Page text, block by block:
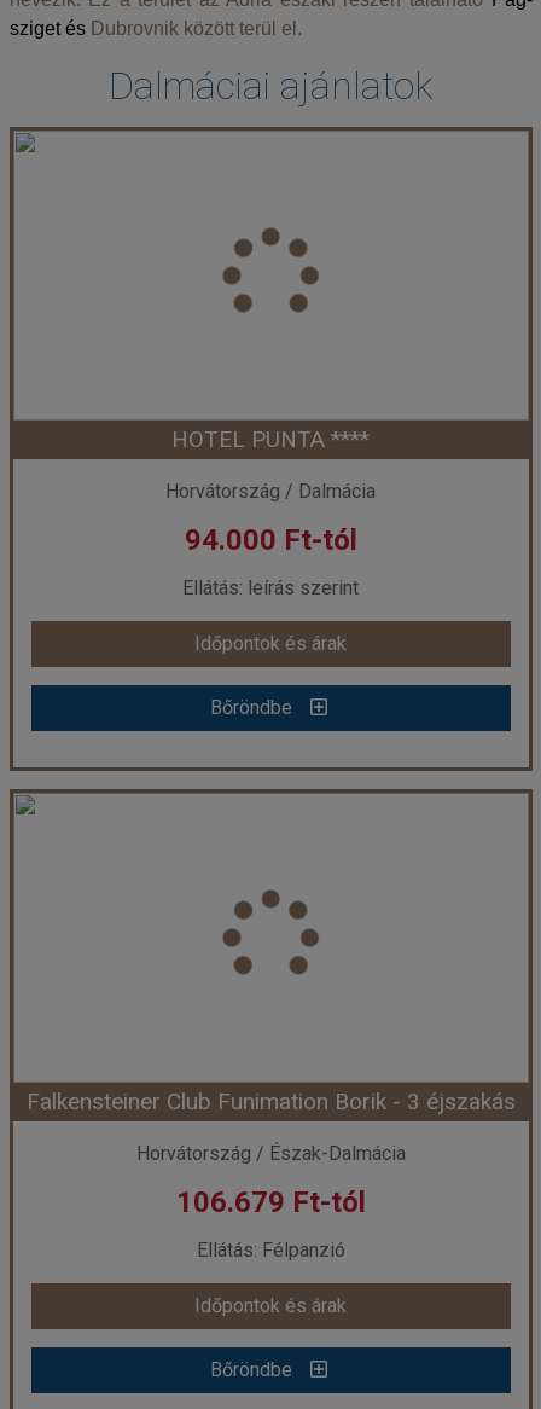
sziget ésDubrovnik között terül el.
Dalmáciai ajánlatok
HOTEL PUNTA ****
Horvátország / Dalmácia
94.000 Ft-tól
Ellátás: leírás szerint
Időpontok és árak
Bőröndbe
HOTEL PUNTA ****
Város:Vodice
Utazás módja:
Egyénileg
Ellátás: leírás szerint
Szálláskategória:Hotel ****
Időpont: 2026-09-06 | 3 éj
már 94.000 Ft-tól
Időpontok és árak
Bőröndbe
Falkensteiner Club Funimation Borik - 3 éjszakás
Horvátország / Észak-Dalmácia
106.679 Ft-tól
Ellátás: Félpanzió
Időpontok és árak
Bőröndbe